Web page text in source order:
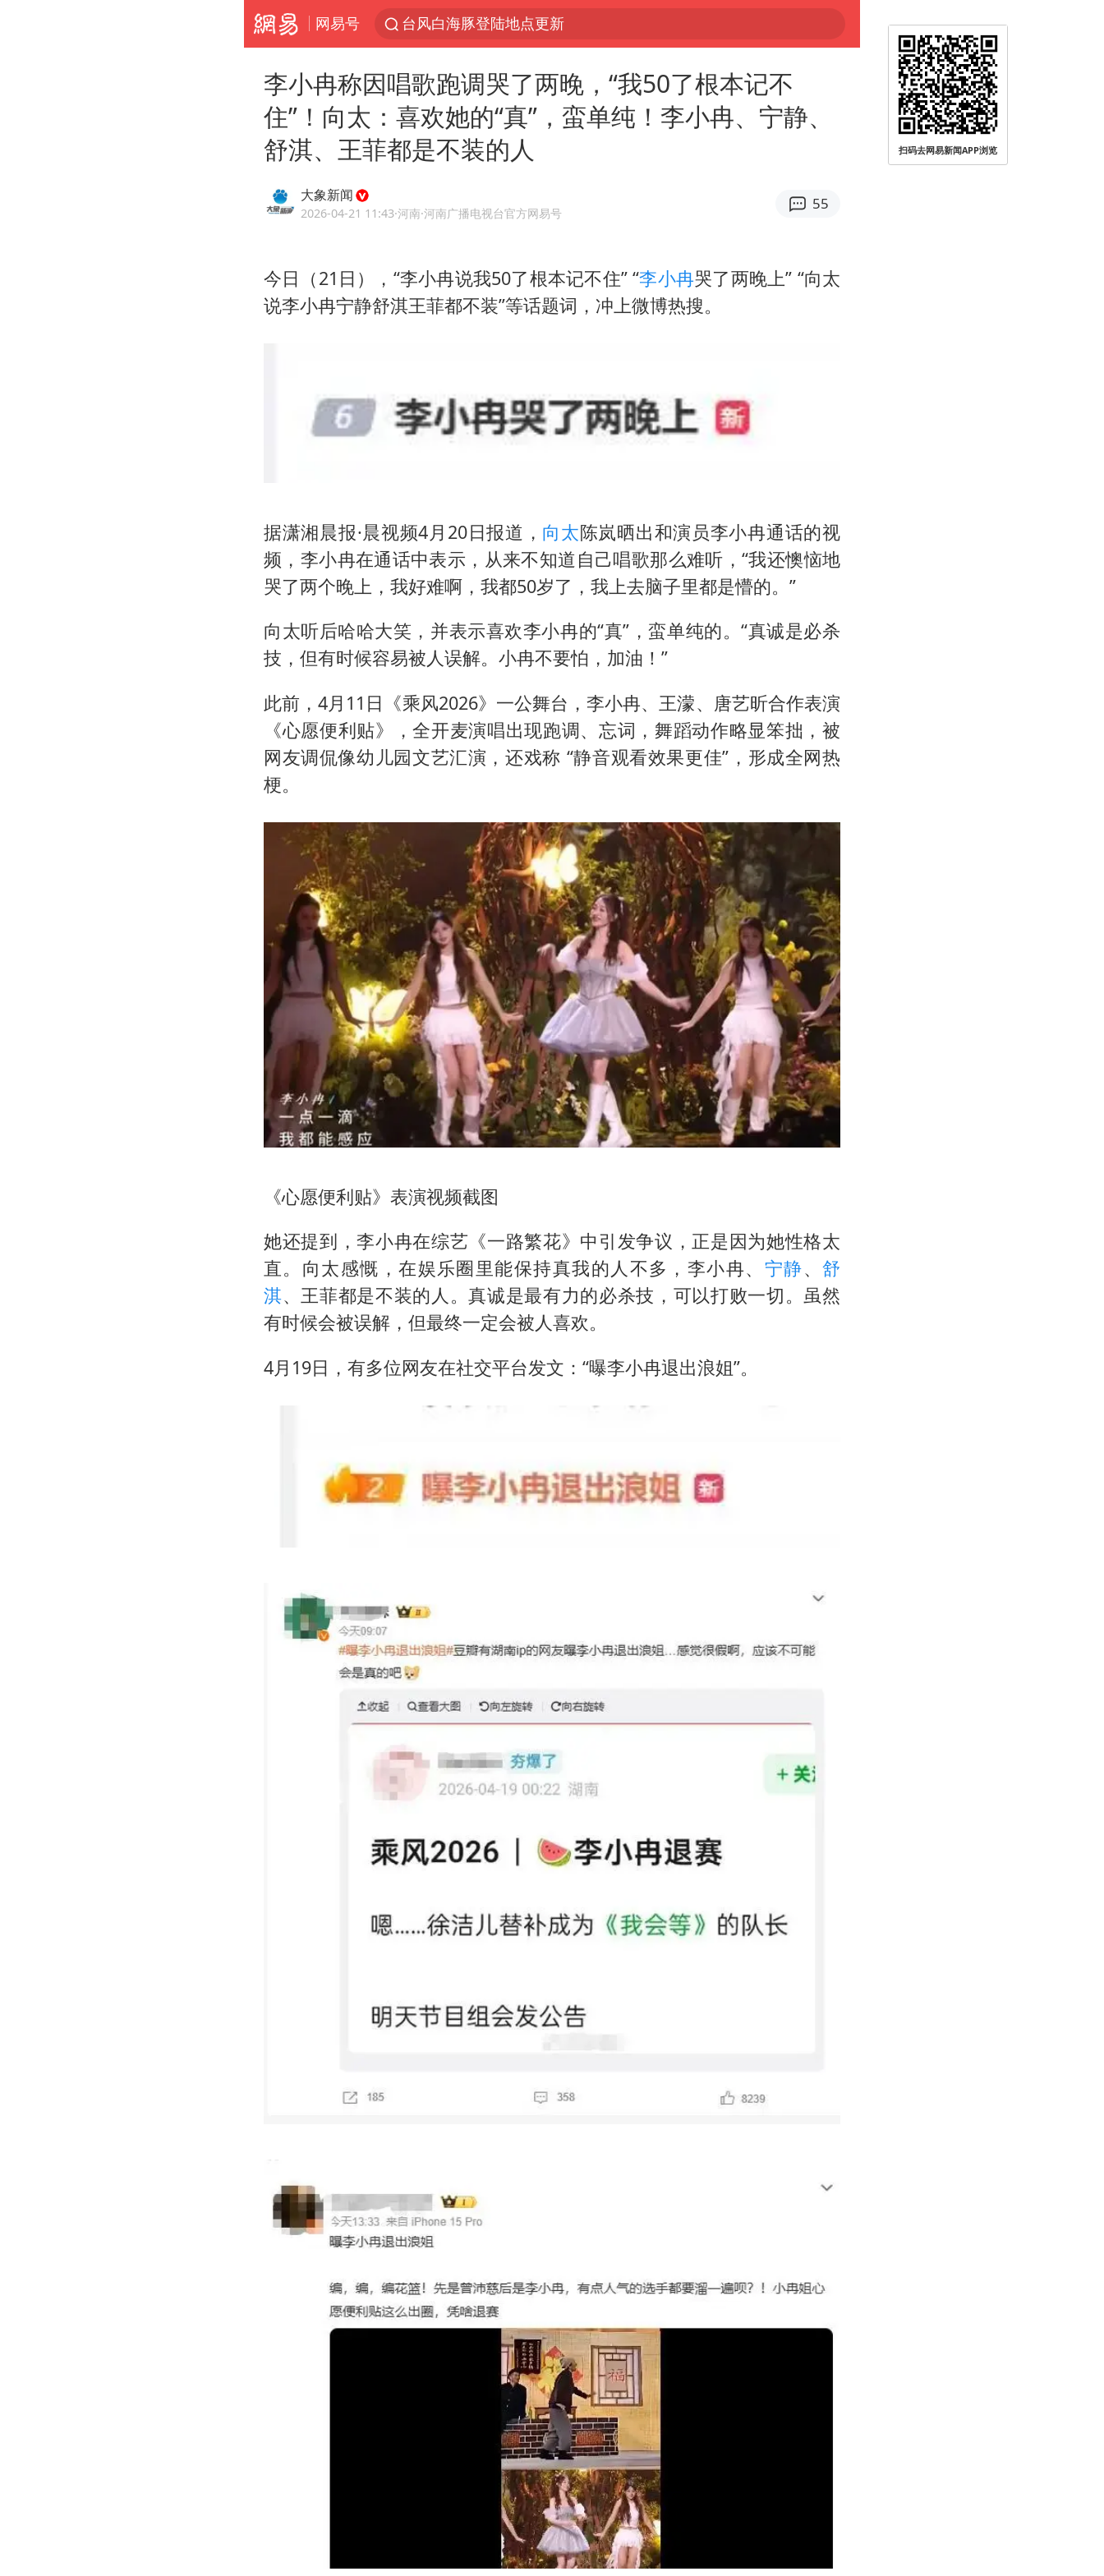
网易号
台风白海豚登陆地点更新
台风白海豚进入48小时警戒线
佛得角门将亮相智利俱乐部主场
宇树科技发行价格150.80元/股
宇树科技王兴兴身家有望超200亿元
CIA被曝已秘密设立古巴工作组
U17国足1分钟轰2球
24小时不关空调 电费会更低吗
中国养老床位“三连降”
我国编制完成新版全月地质图
“深圳地面沉降致车辆损坏”不实
奋进开新局 实干挑大梁
李小冉称因唱歌跑调哭了两晚，“我50了根本记不
住”！向太：喜欢她的“真”，蛮单纯！李小冉、宁静、
舒淇、王菲都是不装的人
大象新闻
2026-04-21 11:43·河南·河南广播电视台官方网易号
55
今日（21日），“李小冉说我50了根本记不住” “李小冉哭了两晚上” “向太
说李小冉宁静舒淇王菲都不装”等话题词，冲上微博热搜。
据潇湘晨报·晨视频4月20日报道， 向太陈岚晒出和演员李小冉通话的视
频，李小冉在通话中表示，从来不知道自己唱歌那么难听，“我还懊恼地
哭了两个晚上，我好难啊，我都50岁了，我上去脑子里都是懵的。”
向太听后哈哈大笑，并表示喜欢李小冉的“真”，蛮单纯的。“真诚是必杀
技，但有时候容易被人误解。小冉不要怕，加油！”
此前，4月11日《乘风2026》一公舞台，李小冉、王濛、唐艺昕合作表演
《心愿便利贴》，全开麦演唱出现跑调、忘词，舞蹈动作略显笨拙，被
网友调侃像幼儿园文艺汇演，还戏称 “静音观看效果更佳”，形成全网热
梗。
《心愿便利贴》表演视频截图
她还提到，李小冉在综艺《一路繁花》中引发争议，正是因为她性格太
直。向太感慨，在娱乐圈里能保持真我的人不多，李小冉、 宁静、舒
淇、王菲都是不装的人。真诚是最有力的必杀技，可以打败一切。虽然
有时候会被误解，但最终一定会被人喜欢。
4月19日，有多位网友在社交平台发文：“曝李小冉退出浪姐”。
扫码去网易新闻APP浏览